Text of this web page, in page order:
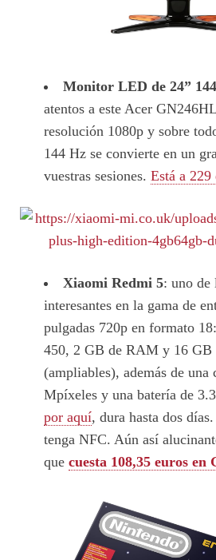
Monitor LED de 24”
atentos a este Acer
resolución 1080p y sobre
144 Hz se convierte en un
vuestras sesiones. Está a 229
Xiaomi Redmi 5: uno de
interesantes en la gama de
pulgadas 720p en formato
450, 2 GB de RAM y 16 GB
(ampliables), además de una
Mpíxeles y una batería de
por aquí, dura hasta dos
tenga NFC. Aún así
que cuesta 108,35 euros en